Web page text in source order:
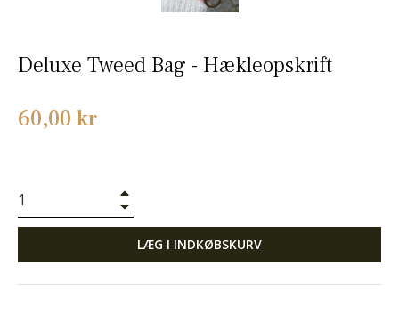
Deluxe Tweed Bag - Hækleopskrift
Normalpris
60,00 kr
LÆG I INDKØBSKURV